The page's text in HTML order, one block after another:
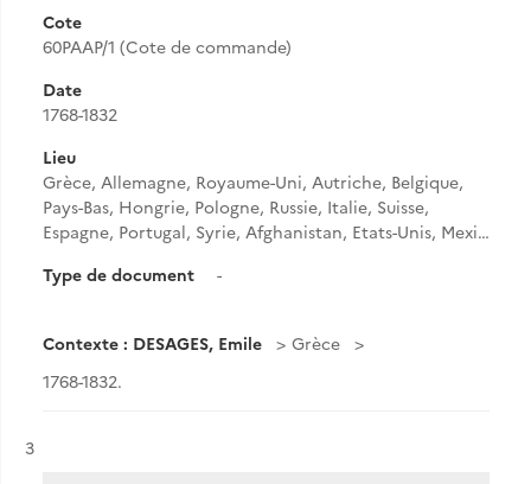
Cote
60PAAP/1 (Cote de commande)
Date
1768-1832
Lieu
Grèce, Allemagne, Royaume-Uni, Autriche, Belgique,
Pays-Bas, Hongrie, Pologne, Russie, Italie, Suisse,
Espagne, Portugal, Syrie, Afghanistan, Etats-Unis, Mexi…
Type de document
-
Contexte : DESAGES, Emile
Grèce
1768-1832.
Résultat n°
3